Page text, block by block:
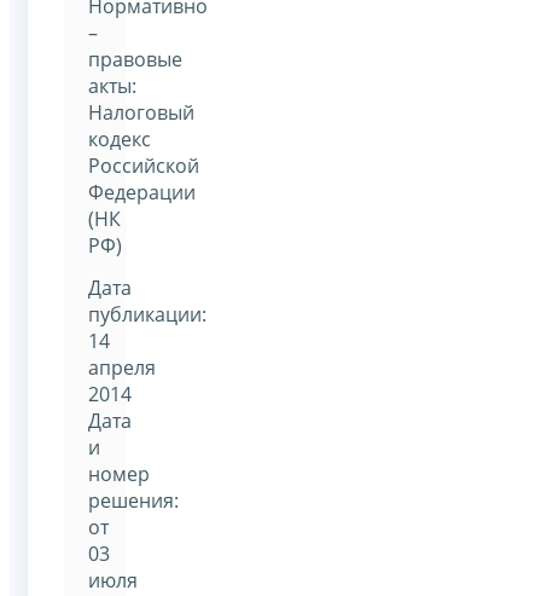
Нормативно
–
правовые
акты:
Налоговый
кодекс
Российской
Федерации
(НК
РФ)
Дата
публикации:
14
апреля
2014
Дата
и
номер
решения:
от
03
июля